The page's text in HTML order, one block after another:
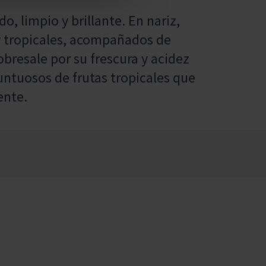
limpio y brillante. En nariz,
acompañados de
por su frescura y acidez
de frutas tropicales que